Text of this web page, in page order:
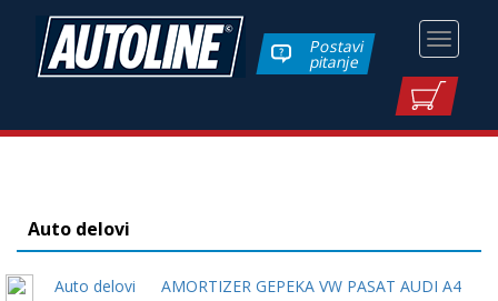
Toggle
Postavi
pitanje
Auto delovi
Auto delovi
AMORTIZER GEPEKA VW PASAT AUDI A4